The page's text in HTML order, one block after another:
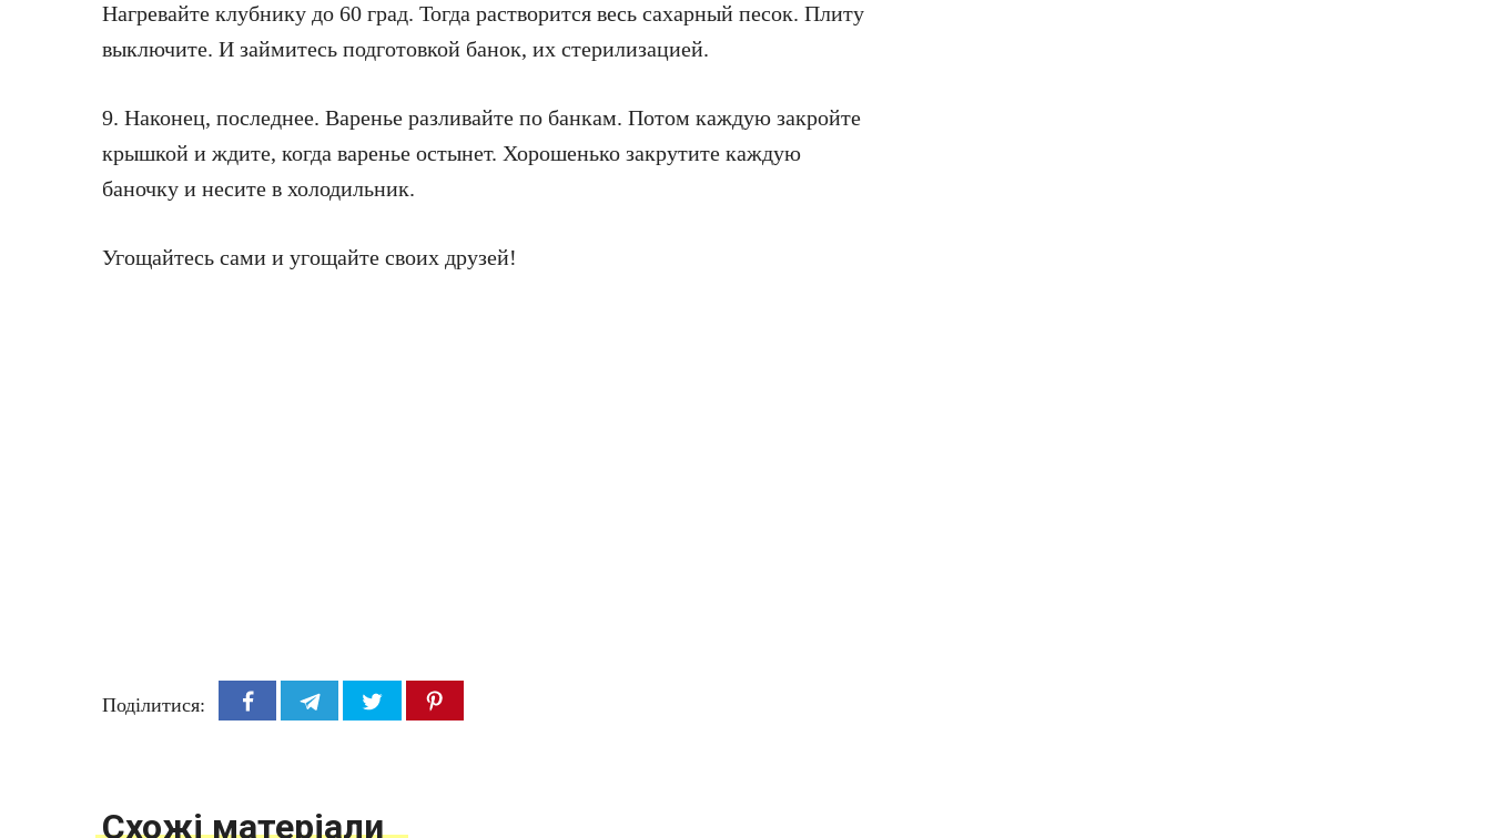
Нагревайте клубнику до 60 град. Тогда растворится весь сахарный песок. Плиту
выключите. И займитесь подготовкой банок, их стерилизацией.
9. Наконец, последнее. Варенье разливайте по банкам. Потом каждую закройте
крышкой и ждите, когда варенье остынет. Хорошенько закрутите каждую
баночку и несите в холодильник.
Угощайтесь сами и угощайте своих друзей!
Поділитися:
Схожі матеріали